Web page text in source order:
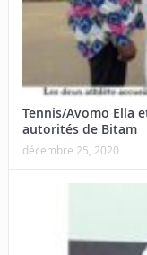
Tennis/Avomo Ella
autorités de Bitam
décembre 25, 2020